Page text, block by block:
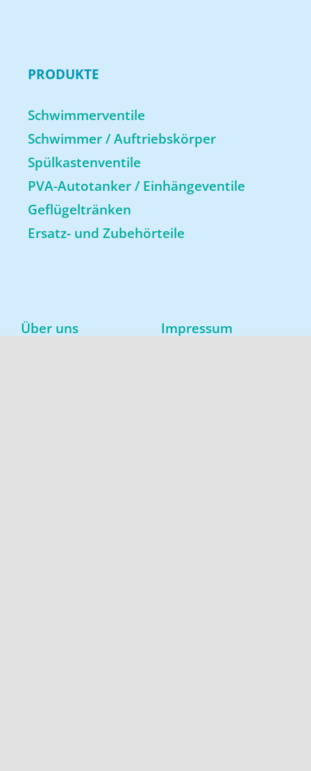
PRODUKTE
Schwimmerventile
Schwimmer / Auftriebskörper
Spülkastenventile
PVA-Autotanker / Einhängeventile
Geflügeltränken
Ersatz- und Zubehörteile
Über uns
Impressum